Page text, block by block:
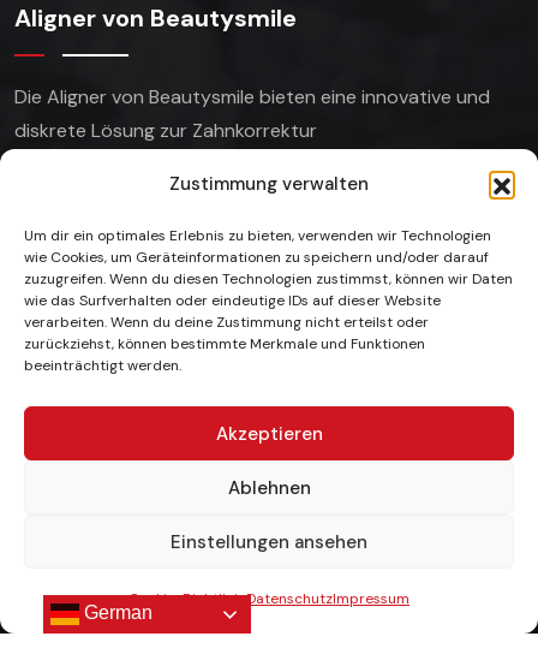
Zustimmung verwalten
Um dir ein optimales Erlebnis zu bieten, verwenden wir Technologien
wie Cookies, um Geräteinformationen zu speichern und/oder darauf
zuzugreifen. Wenn du diesen Technologien zustimmst, können wir Daten
wie das Surfverhalten oder eindeutige IDs auf dieser Website
verarbeiten. Wenn du deine Zustimmung nicht erteilst oder
zurückziehst, können bestimmte Merkmale und Funktionen
beeinträchtigt werden.
Akzeptieren
Ablehnen
Einstellungen ansehen
Cookie-RichtlinieDatenschutzImpressum
Aligner von Beautysmile
Die Aligner von Beautysmile bieten eine innovative und
diskrete Lösung zur Zahnkorrektur
Unsere Gallerie
Copyright © 2026 by Beautysmile. All Rights Reserved.
Impressum|Datenschutz
German